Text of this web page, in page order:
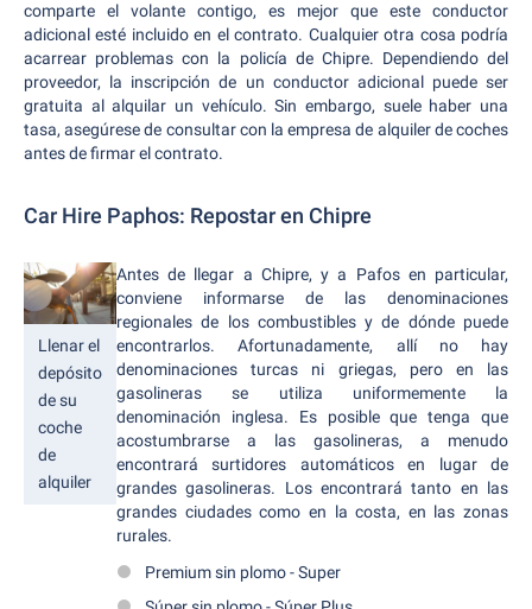
comparte el volante contigo, es mejor que este conductor
adicional esté incluido en el contrato. Cualquier otra cosa podría
acarrear problemas con la policía de Chipre. Dependiendo del
proveedor, la inscripción de un conductor adicional puede ser
gratuita al alquilar un vehículo. Sin embargo, suele haber una
tasa, asegúrese de consultar con la empresa de alquiler de coches
antes de firmar el contrato.
Car Hire Paphos: Repostar en Chipre
Llenar el
depósito
de su
coche
de
alquiler
Antes de llegar a Chipre, y a Pafos en particular,
conviene informarse de las denominaciones
regionales de los combustibles y de dónde puede
encontrarlos. Afortunadamente, allí no hay
denominaciones turcas ni griegas, pero en las
gasolineras se utiliza uniformemente la
denominación inglesa. Es posible que tenga que
acostumbrarse a las gasolineras, a menudo
encontrará surtidores automáticos en lugar de
grandes gasolineras. Los encontrará tanto en las
grandes ciudades como en la costa, en las zonas
rurales.
Premium sin plomo - Super